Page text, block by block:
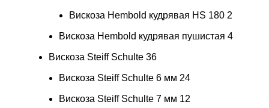
Вискоза Hembold кудрявая HS 180 2
Вискоза Hembold кудрявая пушистая 4
Вискоза Steiff Schulte 36
Вискоза Steiff Schulte 6 мм 24
Вискоза Steiff Schulte 7 мм 12